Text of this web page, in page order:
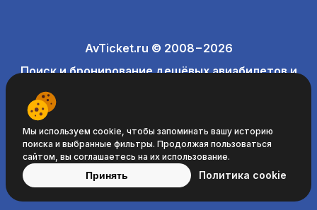
AvTicket.ru © 2008−2026
Поиск и бронирование дешёвых авиабилетов и
Мы используем cookie, чтобы запоминать вашу историю
поиска и выбранные фильтры. Продолжая пользоваться
сайтом, вы соглашаетесь на их использование.
Принять Политика cookie